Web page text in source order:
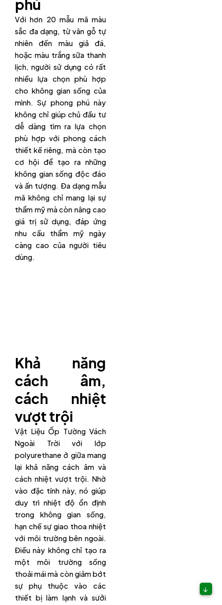
phú
Với hơn 20 mẫu mã màu
sắc đa dạng, từ vân gỗ tự
nhiên đến màu giả đá,
hoặc màu trắng sữa thanh
lịch, người sử dụng có rất
nhiều lựa chọn phù hợp
cho không gian sống của
mình. Sự phong phú này
không chỉ giúp chủ đầu tư
dễ dàng tìm ra lựa chọn
phù hợp với phong cách
thiết kế riêng, mà còn tạo
cơ hội để tạo ra những
không gian sống độc đáo
và ấn tượng. Đa dạng mẫu
mã không chỉ mang lại sự
thẩm mỹ mà còn nâng cao
giá trị sử dụng, đáp ứng
nhu cầu thẩm mỹ ngày
càng cao của người tiêu
dùng.
Khả năng
cách âm,
cách nhiệt
vượt trội
Vật Liệu Ốp Tường Vách
Ngoài Trời với lớp
polyurethane ở giữa mang
lại khả năng cách âm và
cách nhiệt vượt trội. Nhờ
vào đặc tính này, nó giúp
duy trì nhiệt độ ổn định
trong không gian sống,
hạn chế sự giao thoa nhiệt
với môi trường bên ngoài.
Điều này không chỉ tạo ra
một môi trường sống
thoải mái mà còn giảm bớt
sự phụ thuộc vào các
thiết bị làm lạnh và sưởi
↓